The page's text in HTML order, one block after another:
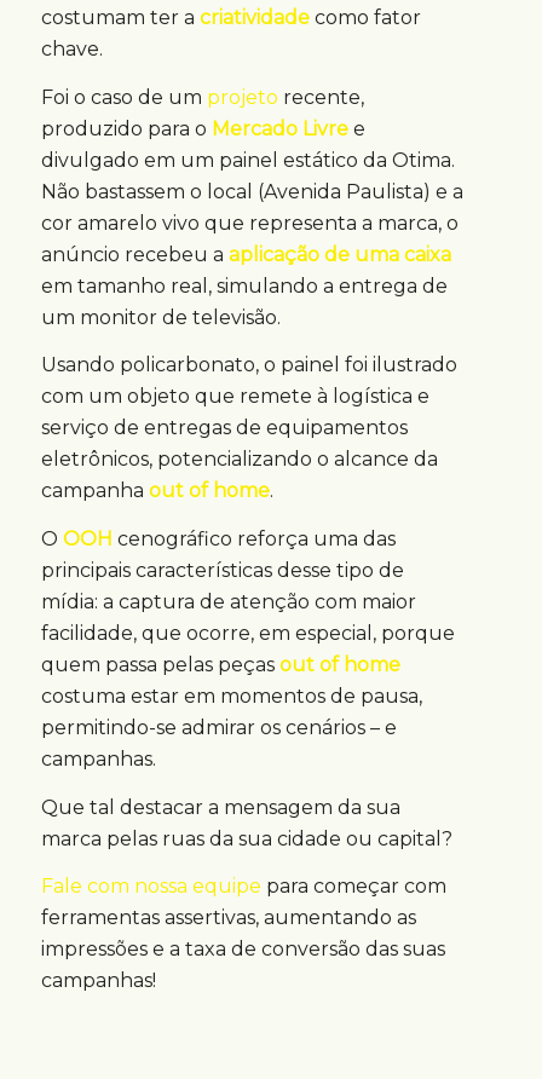
costumam ter a criatividadecomo fator
chave.
Foi o caso de um projeto recente,
produzido para o Mercado Livree
divulgado em um painel estático da Otima.
Não bastassem o local (Avenida Paulista) e a
cor amarelo vivo que representa a marca, o
anúncio recebeu a aplicação de uma caixa
em tamanho real, simulando a entrega de
um monitor de televisão.
Usando policarbonato, o painel foi ilustrado
com um objeto que remete à logística e
serviço de entregas de equipamentos
eletrônicos, potencializando o alcance da
campanha out of home.
O OOH cenográfico reforça uma das
principais características desse tipo de
mídia: a captura de atenção com maior
facilidade, que ocorre, em especial, porque
quem passa pelas peças out of home
costuma estar em momentos de pausa,
permitindo-se admirar os cenários – e
campanhas.
Que tal destacar a mensagem da sua
marca pelas ruas da sua cidade ou capital?
Fale com nossa equipe para começar com
ferramentas assertivas, aumentando as
impressões e a taxa de conversão das suas
campanhas!